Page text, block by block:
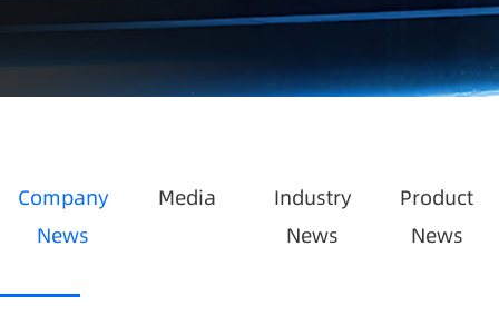
Company
News
Media
Industry
News
Product
News